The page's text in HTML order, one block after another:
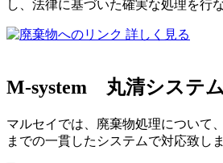
し、法律に基づいた確実な処理を行
詳しく見る
M-system 丸清システム
マルセイでは、廃棄物処理について
までの一貫したシステムで対応致しま